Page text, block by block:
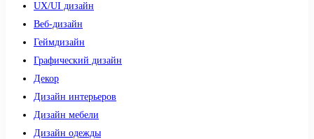
UX/UI дизайн
Веб-дизайн
Геймдизайн
Графический дизайн
Декор
Дизайн интерьеров
Дизайн мебели
Дизайн одежды